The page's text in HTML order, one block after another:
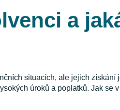
a
situacích, ale jejich
úroků a poplatků. Jak se